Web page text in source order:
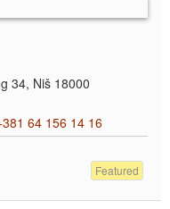
34, Niš 18000
64 156 14 16
Featured